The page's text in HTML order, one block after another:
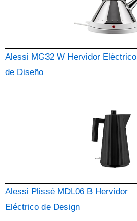
Alessi MG32 W Hervidor Eléctrico
de Diseño
Alessi Plissé MDL06 B Hervidor
Eléctrico de Design